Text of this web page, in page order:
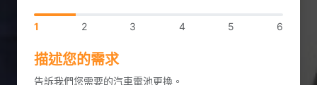
1 2 3 4 5 6
描述您的需求
告訴我們您需要的汽車電池更換。